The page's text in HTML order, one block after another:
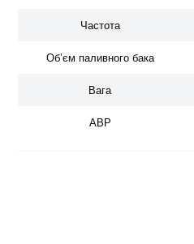
Частота
Об’єм паливного бака
Вага
АВР